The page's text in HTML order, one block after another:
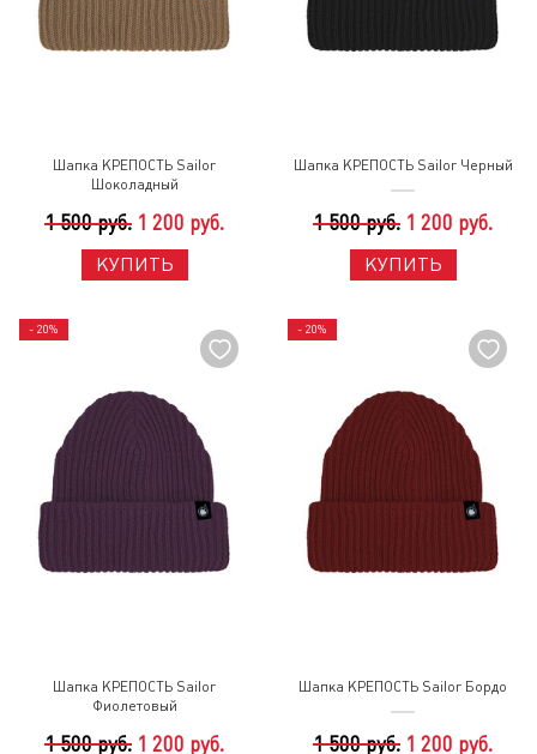
Шапка КРЕПОСТЬ Sailor
Шоколадный
1 500 руб. 1 200 руб.
КУПИТЬ
Шапка КРЕПОСТЬ Sailor Черный
1 500 руб. 1 200 руб.
КУПИТЬ
- 20%
Шапка КРЕПОСТЬ Sailor
Фиолетовый
1 500 руб. 1 200 руб.
- 20%
Шапка КРЕПОСТЬ Sailor Бордо
1 500 руб. 1 200 руб.